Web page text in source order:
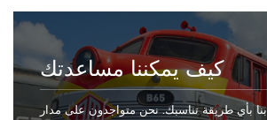
كيف يمكننا مساعدتك
بأي طريقة تناسبك. نحن متواجدون على مدار